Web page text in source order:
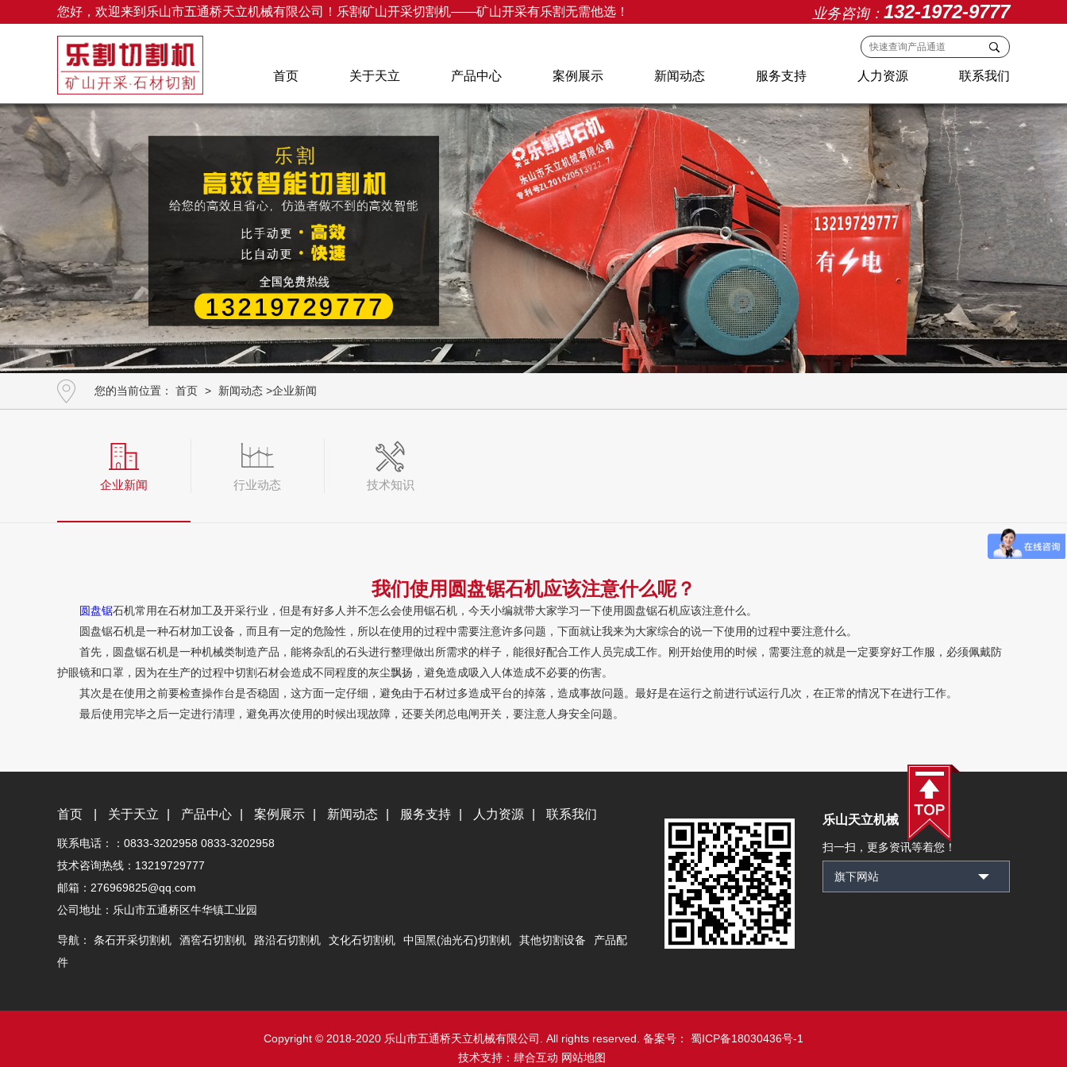
业务咨询： 132-1972-9777
您好，欢迎来到乐山市五通桥天立机械有限公司！乐割矿山开采切割机——矿山开采有乐割无需他选！
首页 关于天立 产品中心 案例展示 新闻动态 服务支持 人力资源 联系我们
您的当前位置： 首页 > 新闻动态 >企业新闻
企业新闻 行业动态 技术知识
我们使用圆盘锯石机应该注意什么呢？
圆盘锯石机常用在石材加工及开采行业，但是有好多人并不怎么会使用锯石机，今天小编就带大家学习一下使用圆盘锯石机应该注意什么。
圆盘锯石机是一种石材加工设备，而且有一定的危险性，所以在使用的过程中需要注意许多问题，下面就让我来为大家综合的说一下使用的过程中要注意什么。
首先，圆盘锯石机是一种机械类制造产品，能将杂乱的石头进行整理做出所需求的样子，能很好配合工作人员完成工作。刚开始使用的时候，需要注意的就是一定要穿好工作服，必须佩戴防
护眼镜和口罩，因为在生产的过程中切割石材会造成不同程度的灰尘飘扬，避免造成吸入人体造成不必要的伤害。
其次是在使用之前要检查操作台是否稳固，这方面一定仔细，避免由于石材过多造成平台的掉落，造成事故问题。最好是在运行之前进行试运行几次，在正常的情况下在进行工作。
最后使用完毕之后一定进行清理，避免再次使用的时候出现故障，还要关闭总电闸开关，要注意人身安全问题。
首页 关于天立 产品中心 案例展示 新闻动态 服务支持 人力资源 联系我们
联系电话：：0833-3202958 0833-3202958
技术咨询热线：13219729777
邮箱：276969825@qq.com
公司地址：乐山市五通桥区牛华镇工业园
导航： 条石开采切割机 酒窖石切割机 路沿石切割机 文化石切割机 中国黑(油光石)切割机 其他切割设备
产品配
件
乐山天立机械
扫一扫，更多资讯等着您！
Copyright © 2018-2020 乐山市五通桥天立机械有限公司. All rights reserved. 备案号：
蜀ICP备18030436号-1
技术支持： 肆合互动 网站地图